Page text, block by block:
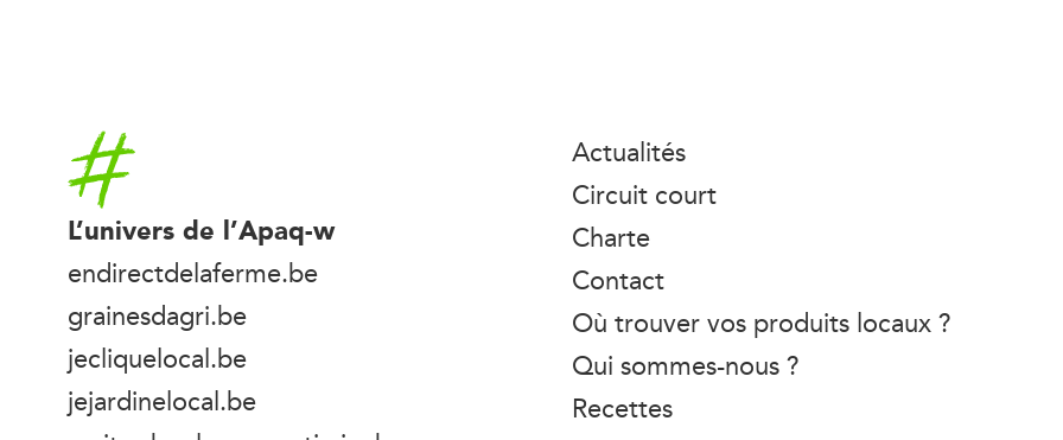
Accueil
L’univers de l’Apaq-w
endirectdelaferme.be
grainesdagri.be
jecliquelocal.be
jejardinelocal.be
Actualités
Circuit court
Charte
Contact
Où trouver vos produits locaux ?
Qui sommes-nous ?
Recettes